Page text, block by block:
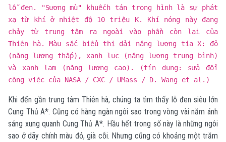
lỗ đen. "Sương mù" khuếch tán trong hình là sự phát
xạ từ khí ở nhiệt độ 10 triệu K. Khí nóng này đang
chảy từ trung tâm ra ngoài vào phần còn lại của
Thiên hà. Màu sắc biểu thị dải năng lượng tia X: đỏ
(năng lượng thấp), xanh lục (năng lượng trung bình)
và xanh lam (năng lượng cao). (tín dụng: sửa đổi
công việc của NASA / CXC / UMass / D. Wang et al.)
Khi đến gần trung tâm Thiên hà, chúng ta tìm thấy lỗ đen siêu lớn
Cung Thủ A*. Cũng có hàng ngàn ngôi sao trong vòng vài năm ánh
sáng xung quanh Cung Thủ A*. Hầu hết trong số này là những ngôi
sao ở dãy chính màu đỏ, già cỗi. Nhưng cũng có khoảng một trăm